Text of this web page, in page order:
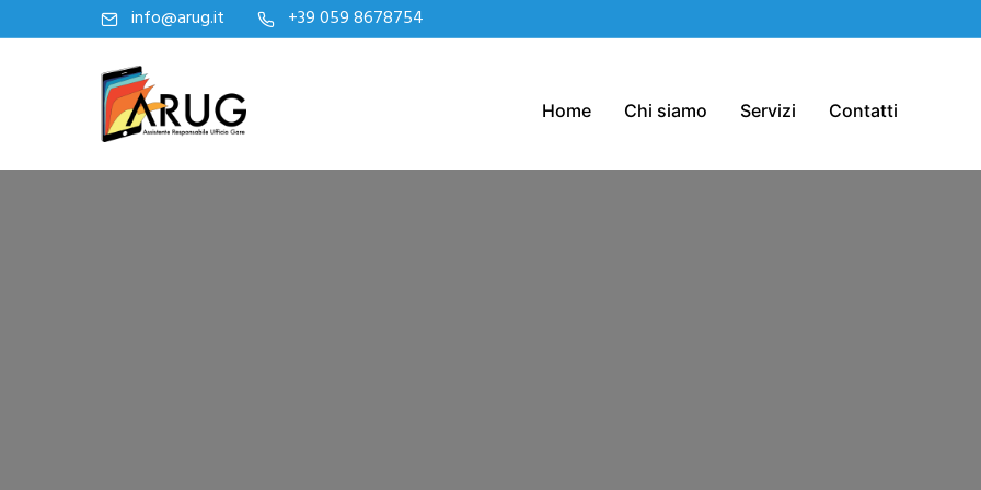
info@arug.it +39 059 8678754
Home Chi siamo Servizi Contatti